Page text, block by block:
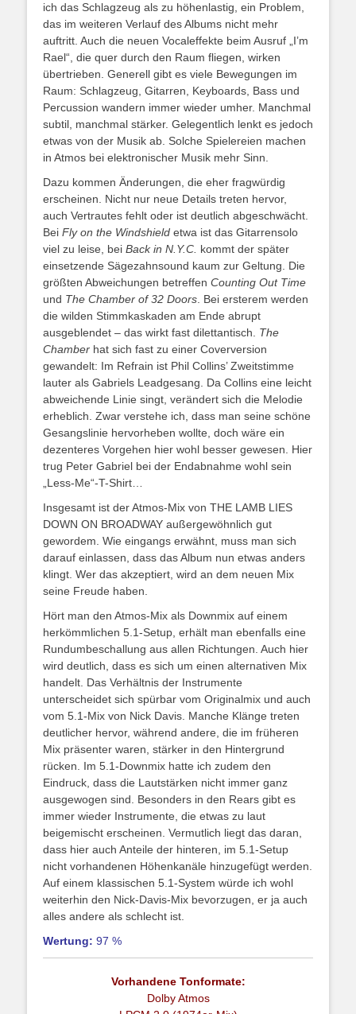
ich das Schlagzeug als zu höhenlastig, ein Problem,
das im weiteren Verlauf des Albums nicht mehr
auftritt. Auch die neuen Vocaleffekte beim Ausruf „I’m
Rael“, die quer durch den Raum fliegen, wirken
übertrieben. Generell gibt es viele Bewegungen im
Raum: Schlagzeug, Gitarren, Keyboards, Bass und
Percussion wandern immer wieder umher. Manchmal
subtil, manchmal stärker. Gelegentlich lenkt es jedoch
etwas von der Musik ab. Solche Spielereien machen
in Atmos bei elektronischer Musik mehr Sinn.
Dazu kommen Änderungen, die eher fragwürdig
erscheinen. Nicht nur neue Details treten hervor,
auch Vertrautes fehlt oder ist deutlich abgeschwächt.
Bei Fly on the Windshield etwa ist das Gitarrensolo
viel zu leise, bei Back in N.Y.C. kommt der später
einsetzende Sägezahnsound kaum zur Geltung. Die
größten Abweichungen betreffen Counting Out Time
und The Chamber of 32 Doors . Bei ersterem werden
die wilden Stimmkaskaden am Ende abrupt
ausgeblendet – das wirkt fast dilettantisch. The
Chamber hat sich fast zu einer Coverversion
gewandelt: Im Refrain ist Phil Collins’ Zweitstimme
lauter als Gabriels Leadgesang. Da Collins eine leicht
abweichende Linie singt, verändert sich die Melodie
erheblich. Zwar verstehe ich, dass man seine schöne
Gesangslinie hervorheben wollte, doch wäre ein
dezenteres Vorgehen hier wohl besser gewesen. Hier
trug Peter Gabriel bei der Endabnahme wohl sein
„Less-Me“-T-Shirt…
Insgesamt ist der Atmos-Mix von THE LAMB LIES
DOWN ON BROADWAY außergewöhnlich gut
gewordem. Wie eingangs erwähnt, muss man sich
darauf einlassen, dass das Album nun etwas anders
klingt. Wer das akzeptiert, wird an dem neuen Mix
seine Freude haben.
Hört man den Atmos-Mix als Downmix auf einem
herkömmlichen 5.1-Setup, erhält man ebenfalls eine
Rundumbeschallung aus allen Richtungen. Auch hier
wird deutlich, dass es sich um einen alternativen Mix
handelt. Das Verhältnis der Instrumente
unterscheidet sich spürbar vom Originalmix und auch
vom 5.1-Mix von Nick Davis. Manche Klänge treten
deutlicher hervor, während andere, die im früheren
Mix präsenter waren, stärker in den Hintergrund
rücken. Im 5.1-Downmix hatte ich zudem den
Eindruck, dass die Lautstärken nicht immer ganz
ausgewogen sind. Besonders in den Rears gibt es
immer wieder Instrumente, die etwas zu laut
beigemischt erscheinen. Vermutlich liegt das daran,
dass hier auch Anteile der hinteren, im 5.1-Setup
nicht vorhandenen Höhenkanäle hinzugefügt werden.
Auf einem klassischen 5.1-System würde ich wohl
weiterhin den Nick-Davis-Mix bevorzugen, er ja auch
alles andere als schlecht ist.
Wertung: 97 %
Vorhandene Tonformate:
Dolby Atmos